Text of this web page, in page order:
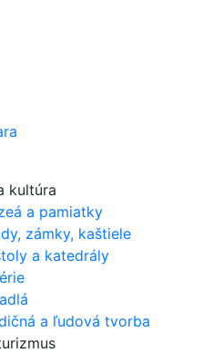
kultúra
a pamiatky
zámky, kaštiele
a katedrály
a ľudová tvorba